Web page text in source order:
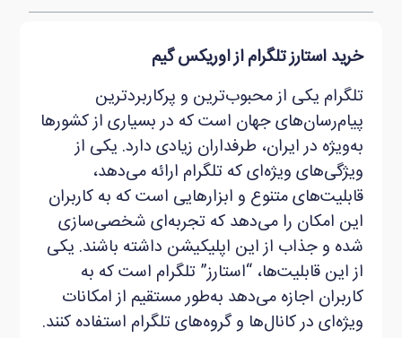
خرید استارز تلگرام از اوریکس گیم
تلگرام یکی از محبوب‌ترین و پرکاربردترین
پیام‌رسان‌های جهان است که در بسیاری از کشورها
به‌ویژه در ایران، طرفداران زیادی دارد. یکی از
ویژگی‌های ویژه‌ای که تلگرام ارائه می‌دهد،
قابلیت‌های متنوع و ابزارهایی است که به کاربران
این امکان را می‌دهد که تجربه‌ای شخصی‌سازی
شده و جذاب از این اپلیکیشن داشته باشند. یکی
از این قابلیت‌ها، “استارز” تلگرام است که به
کاربران اجازه می‌دهد به‌طور مستقیم از امکانات
ویژه‌ای در کانال‌ها و گروه‌های تلگرام استفاده کنند.